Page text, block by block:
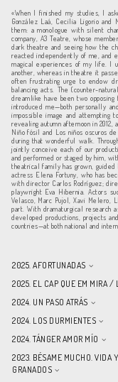
«When I finished my studies, I
González Laá, Cecilia Ligorio
them: a monologue with silent
company, A3 Teatre, whose
dark theatre and seeing how the
reacted independently of me, and
magical experiences of my life. I
another, whereas in theatre it
often frustrating urge to endow
balancing acts. The (counter-
dreamlike have been two
introduced me—both personally
impossible image and attempting
revealing autumn afternoon in 2012,
Niño fósil and Los niños oscuros
during that wonderful walk.
jointly conceive each of our
and performed or staged by him,
theatrical family has grown,
actress Elena Fortuny, who has
with director Carlos Rodríguez;
playwright Eva Hibernia. Actors
Velasco, Marc Pujol, Xavi Melero,
part. With dramaturgical research
developed productions, projects
countries—at both national and
2025. AFORTUNADAS
2025. EL CAP QUE EM MIRA /
2024. UN PASO ATRÁS
2024. LOS DURMIENTES
2024. TÁNGER AMOR MÍO
2023. BÉSAME MUCHO. VIDA
GRANADOS